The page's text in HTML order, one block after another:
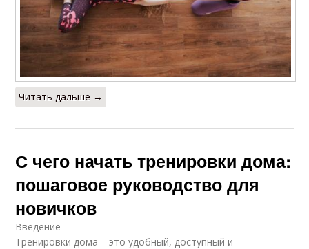
Читать дальше →
С чего начать тренировки дома:
пошаговое руководство для
новичков
Введение
Тренировки дома – это удобный, доступный и